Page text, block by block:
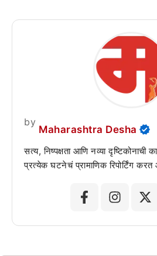
by
Maharashtra Desha
सत्य, निष्पक्षता आणि नव्या दृष्टिकोनाची
प्रत्येक घटनेचं प्रामाणिक रिपोर्टिंग